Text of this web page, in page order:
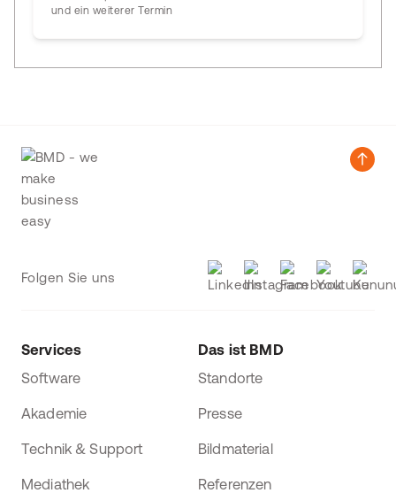
und ein weiterer Termin
Folgen Sie uns
Services
Software
Akademie
Technik & Support
Mediathek
Das ist BMD
Standorte
Presse
Bildmaterial
Referenzen